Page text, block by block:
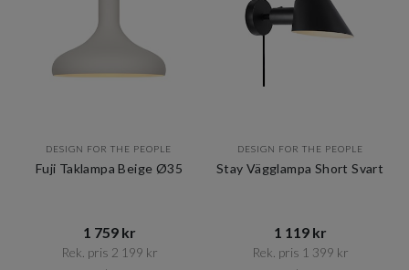
DESIGN FOR THE PEOPLE
Fuji Taklampa Beige Ø35
1 759 kr​​
Rek. pris 2 199 kr​​
DESIGN FOR THE PEOPLE
Stay Vägglampa Short Svart
1 119 kr​​
Rek. pris 1 399 kr​​